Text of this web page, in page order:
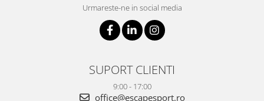
Urmareste-ne in social media
SUPORT CLIENTI
9:00 - 17:00
office@escapesport.ro